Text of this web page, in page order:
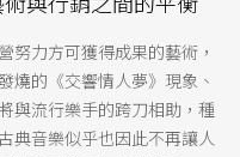
努力方可獲得成果的藝術，
燒的《交響情人夢》現象、
與流行樂手的跨刀相助，種
典音樂似乎也因此不再讓人